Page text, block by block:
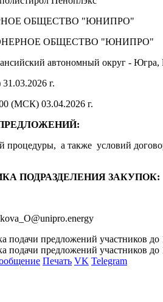
ОБЩЕСТВО "ЮНИПРО"
ОБЩЕСТВО "ЮНИПРО"
автономный округ -
г.
(МСК) 03.04.2026 г.
процедуры, а также условий
ПОДРАЗДЕЛЕНИЯ ЗАКУПОК:
подачи предложений участников до
подачи предложений участников до
Печать VK Telegram